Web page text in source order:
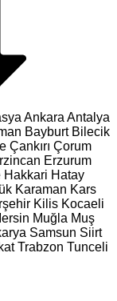
Ankara Antalya
Bayburt Bilecik
Çankırı Çorum
Erzurum
Hakkari Hatay
Karaman Kars
Kilis Kocaeli
Muğla Muş
Samsun Siirt
Trabzon Tunceli